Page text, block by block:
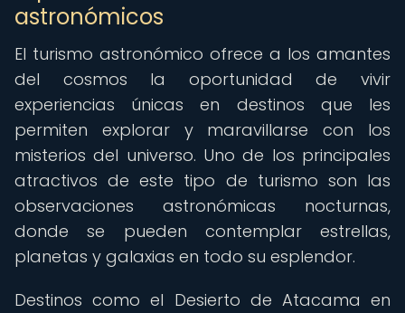
astronómicos
El turismo astronómico ofrece a los amantes
del cosmos la oportunidad de vivir
experiencias únicas en destinos que les
permiten explorar y maravillarse con los
misterios del universo. Uno de los principales
atractivos de este tipo de turismo son las
observaciones astronómicas nocturnas,
donde se pueden contemplar estrellas,
planetas y galaxias en todo su esplendor.
Destinos como el Desierto de Atacama en